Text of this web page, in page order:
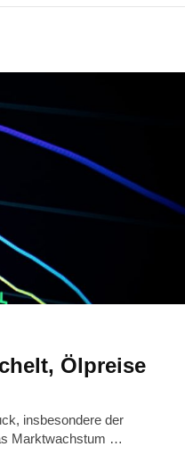
Ölpreise
insbesondere der
Marktwachstum …